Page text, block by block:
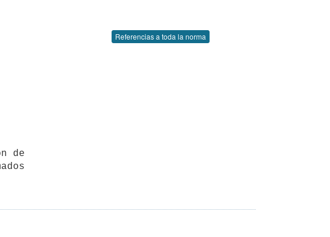
Referencias a toda la norma